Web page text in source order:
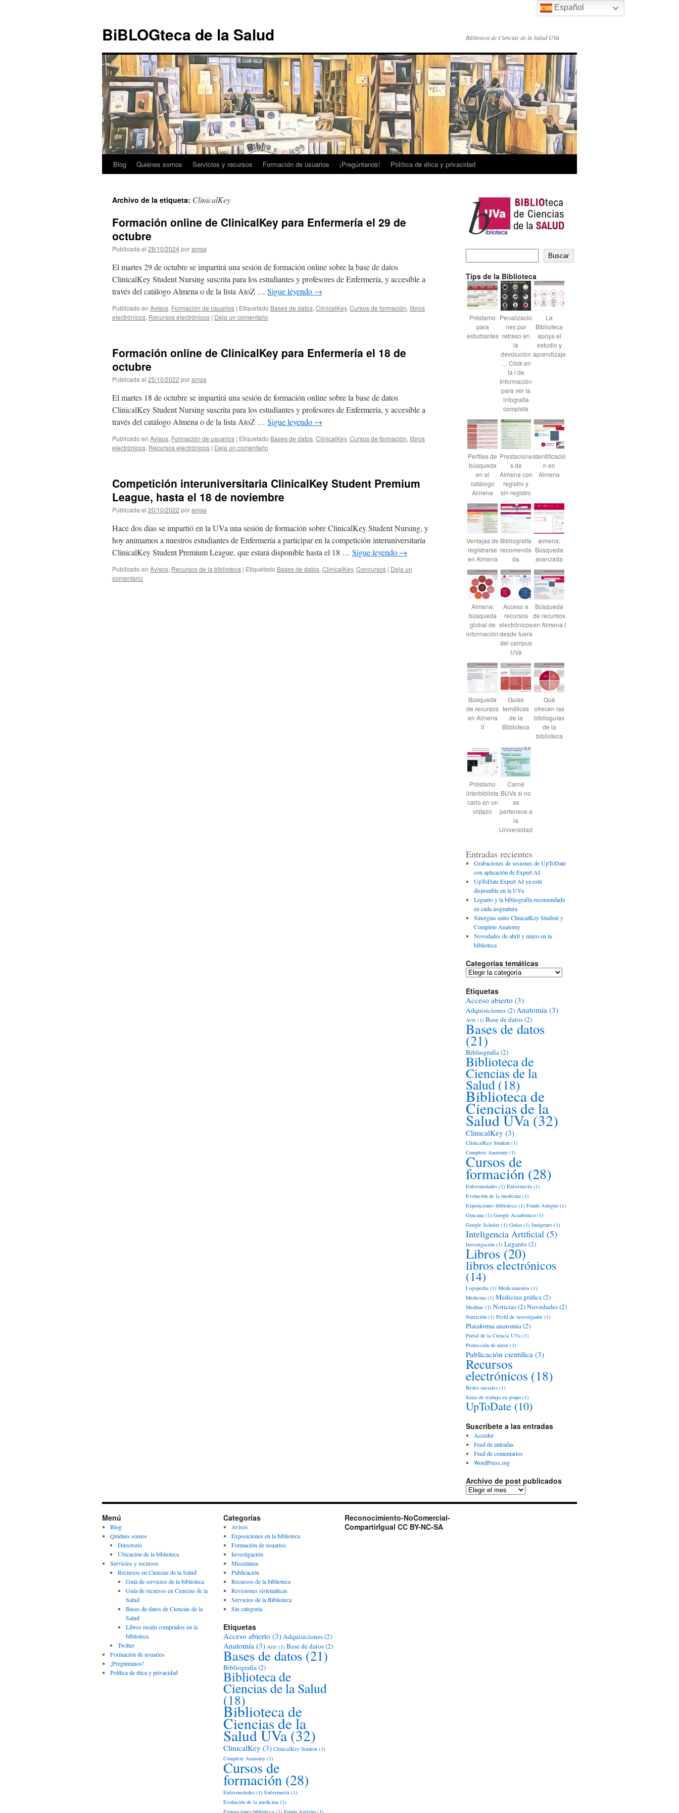
contenido
BiBLOGteca de la Salud Biblioteca de Ciencias de la Salud UVa
Blog Quiénes somos Servicios y recursos Formación de usuarios ¡Pregúntanos! Política de ética y privacidad
Archivo de la etiqueta: ClinicalKey
Formación online de ClinicalKey para Enfermería el 29 de
octubre
Publicada el 28/10/2024poramsa
El martes 29 de octubre se impartirá una sesión de formación online sobre la base de datos
ClinicalKey Student Nursing suscrita para los estudiantes y profesores de Enfermería, y accesible a
través del catálogo Almena o de la lista AtoZ … Sigue leyendo →
Publicado en Avisos, Formación de usuarios | Etiquetado Bases de datos, ClinicalKey, Cursos de formación, libros
electrónicos, Recursos electrónicos | Deja un comentario
Formación online de ClinicalKey para Enfermería el 18 de
octubre
Publicada el 25/10/2022 poramsa
El martes 18 de octubre se impartirá una sesión de formación online sobre la base de datos
ClinicalKey Student Nursing suscrita para los estudiantes y profesores de Enfermería, y accesible a
través del catálogo Almena o de la lista AtoZ … Sigue leyendo →
Publicado en Avisos, Formación de usuarios | Etiquetado Bases de datos, ClinicalKey, Cursos de formación, libros
electrónicos, Recursos electrónicos | Deja un comentario
Competición interuniversitaria ClinicalKey Student Premium
League, hasta el 18 de noviembre
Publicada el 20/10/2022 poramsa
Hace dos días se impartió en la UVa una sesión de formación sobre ClinicalKey Student Nursing, y
hoy animamos a nuestros estudiantes de Enfermería a participar en la competición interuniversitaria
ClinicalKey Student Premium League, que estará disponible hasta el 18 … Sigue leyendo →
Publicado en Avisos, Recursos de la biblioteca | Etiquetado Bases de datos, ClinicalKey, Concursos | Deja un
comentario
Buscar
Tips de la Biblioteca
Préstamo
para
estudiantes
Penalizacio
nes por
retraso en
la
devolución
… Click en
la i de
Información
para ver la
infografía
completa
La
Biblioteca
apoya el
estudio y
aprendizaje
Perfiles de
búsqueda
en el
catálogo
Almena
Prestacione
s de
Almena con
registro y
sin registro
Identificació
n en
Almena
Ventajas de
registrarse
en Almena
Bibliografía
recomenda
da
almena:
Búsqueda
avanzada
Almena:
búsqueda
global de
información
Acceso a
recursos
electrónicos
desde fuera
del campus
UVa
Búsqueda
de recursos
en Almena I
Búsqueda
de recursos
en Almena
II
Guías
temáticas
de la
Biblioteca
Qué
ofrecen las
biblioguías
de la
biblioteca
Préstamo
interbibliote
cario en un
vistazo
Carné
BUVa si no
se
pertenece a
la
Universidad
Entradas recientes
Grabaciones de sesiones de UpToDate
con aplicación de Expert AI
UpToDate Expert AI ya está
disponible en la UVa
Leganto y la bibliografía recomendada
en cada asignatura
Sinergias entre ClinicalKey Student y
Complete Anatomy
Novedades de abril y mayo en la
biblioteca
Categorías temáticas
Categorías
Etiquetas
Acceso abierto (3)
Adquisiciones(2) Anatomía (3)
Arte (1) Base de datos(2)
Bases de datos
(21)
Bibliografía(2)
Biblioteca de
Ciencias de la
Salud (18)
Biblioteca de
Ciencias de la
Salud UVa(32)
ClinicalKey (3)
ClinicalKey Student (1)
Complete Anatomy (1)
Cursos de
formación (28)
Enfermedades (1) Enfermería (1)
Evolución de la medicina (1)
Exposiciones biblioteca (1) Fondo Antiguo (1)
Gincana (1) Google Académico (1)
Google Scholar (1) Guías (1) Imágenes (1)
Inteligencia Artificial (5)
Investigación (1) Leganto(2)
Libros(20)
libros electrónicos
(14)
Logopedia (1) Medicamentos (1)
Medicina (1) Medicina gráfica(2)
Medline (1) Noticias(2)Novedades(2)
Nutrición (1) Perfil de investigador (1)
Plataforma anatomía(2)
Portal de la Ciencia UVa (1)
Protección de datos (1)
Publicación científica (3)
Recursos
electrónicos (18)
Redes sociales (1)
Salas de trabajo en grupo (1)
UpToDate (10)
Suscríbete a las entradas
Acceder
Feed de entradas
Feed de comentarios
WordPress.org
Archivo de post publicados
Archivo
Menú
Blog
Quiénes somos
Directorio
Ubicación de la biblioteca
Servicios y recursos
Recursos en Ciencias de la Salud
Guía de servicios de la biblioteca
Guía de recursos en Ciencias de la
Salud
Bases de datos de Ciencias de la
Salud
Libros recién comprados en la
biblioteca
Twitter
Formación de usuarios
¡Pregúntanos!
Política de ética y privacidad
Categorías
Avisos
Exposiciones en la biblioteca
Formación de usuarios
Investigación
Miscelánea
Publicación
Recursos de la biblioteca
Revisiones sistemáticas
Servicios de la Biblioteca
Sin categoría
Etiquetas
Acceso abierto (3)Adquisiciones(2)
Anatomía (3) Arte (1) Base de datos(2)
Bases de datos (21)
Bibliografía(2)
Biblioteca de
Ciencias de la Salud
(18)
Biblioteca de
Ciencias de la
Salud UVa(32)
ClinicalKey (3) ClinicalKey Student (1)
Complete Anatomy (1)
Cursos de
formación (28)
Enfermedades (1) Enfermería (1)
Evolución de la medicina (1)
Exposiciones biblioteca (1) Fondo Antiguo (1)
Reconocimiento-NoComercial-
CompartirIgual CC BY-NC-SA
Español